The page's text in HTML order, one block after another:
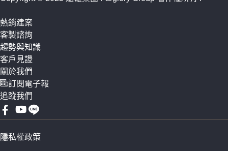
熱銷建案
客製諮詢
趨勢與知識
客戶見證
關於我們
訂閱電子報
追蹤我們
隱私權政策